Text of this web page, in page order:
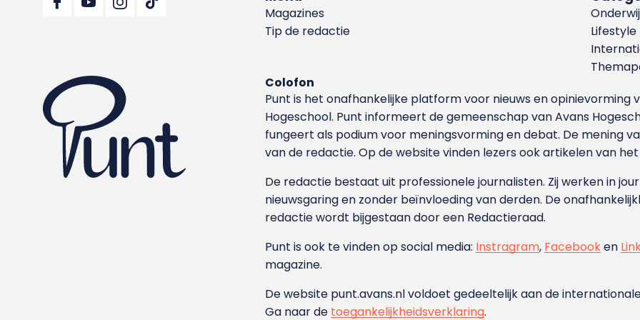
Magazines
Tip de redactie
Lifestyle
Colofon
Punt is het onafhankelijke platform voor nieuws en
Hoge­school. Punt informeert de gemeenschap van Avans
fungeert als podium voor meningsvorming en debat. De mening
van de redactie. Op de website vinden lezers ook artikelen van
De redactie bestaat uit professionele journalisten. Zij werken in
nieuwsgaring en zonder beïnvloeding van derden. De
redactie wordt bijgestaan door een Redactieraad.
Punt is ook te vinden op social media: Instragram, Facebooken
magazine.
De website punt.avans.nl voldoet gedeeltelijk aan de
Ga naar de toegankelijkheidsverklaring.